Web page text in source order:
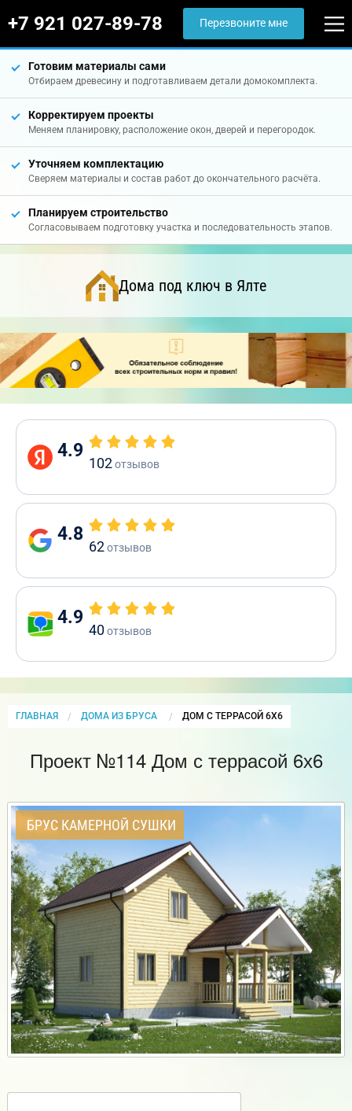
+7 921 027-89-78 Перезвоните мне
Готовим материалы сами
Отбираем древесину и подготавливаем детали домокомплекта.
Корректируем проекты
Меняем планировку, расположение окон, дверей и перегородок.
Уточняем комплектацию
Сверяем материалы и состав работ до окончательного расчёта.
Планируем строительство
Согласовываем подготовку участка и последовательность этапов.
Дома под ключ в Ялте
4.9
102отзывов
4.8
62отзывов
4.9
40отзывов
ГЛАВНАЯ ДОМА ИЗ БРУСА CURRENT:
ДОМ С ТЕРРАСОЙ 6Х6
Проект №114 Дом с террасой 6х6
БРУС КАМЕРНОЙ СУШКИ